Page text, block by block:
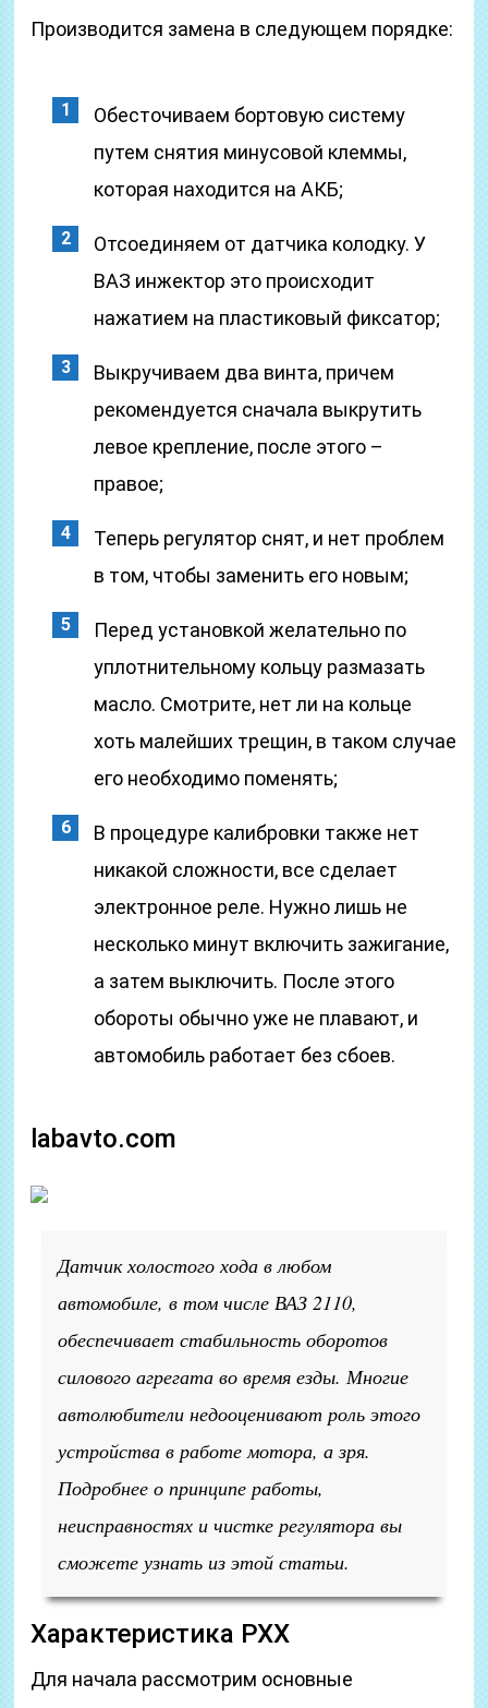
Производится замена в следующем порядке:
Обесточиваем бортовую систему
путем снятия минусовой клеммы,
которая находится на АКБ;
Отсоединяем от датчика колодку. У
ВАЗ инжектор это происходит
нажатием на пластиковый фиксатор;
Выкручиваем два винта, причем
рекомендуется сначала выкрутить
левое крепление, после этого –
правое;
Теперь регулятор снят, и нет проблем
в том, чтобы заменить его новым;
Перед установкой желательно по
уплотнительному кольцу размазать
масло. Смотрите, нет ли на кольце
хоть малейших трещин, в таком случае
его необходимо поменять;
В процедуре калибровки также нет
никакой сложности, все сделает
электронное реле. Нужно лишь не
несколько минут включить зажигание,
а затем выключить. После этого
обороты обычно уже не плавают, и
автомобиль работает без сбоев.
labavto.com
Датчик холостого хода в любом
автомобиле, в том числе ВАЗ 2110,
обеспечивает стабильность оборотов
силового агрегата во время езды. Многие
автолюбители недооценивают роль этого
устройства в работе мотора, а зря.
Подробнее о принципе работы,
неисправностях и чистке регулятора вы
сможете узнать из этой статьи.
Характеристика РХХ
Для начала рассмотрим основные